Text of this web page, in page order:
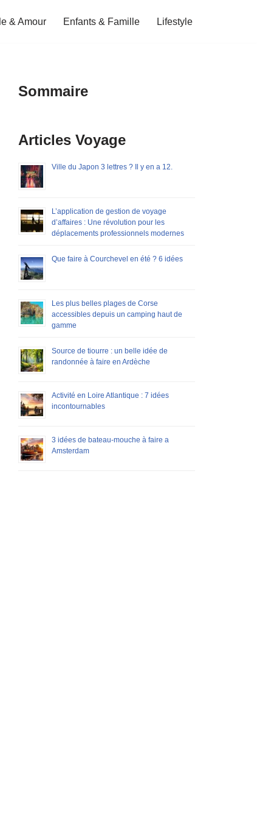
& Amour Enfants & Famille Lifestyle
Sommaire
Articles Voyage
Ville du Japon 3 lettres ? Il y en a 12.
L’application de gestion de voyage
d’affaires : Une révolution pour les
déplacements professionnels modernes
Que faire à Courchevel en été ? 6 idées
Les plus belles plages de Corse
accessibles depuis un camping haut de
gamme
Source de tiourre : un belle idée de
randonnée à faire en Ardèche
Activité en Loire Atlantique : 7 idées
incontournables
3 idées de bateau-mouche à faire a
Amsterdam